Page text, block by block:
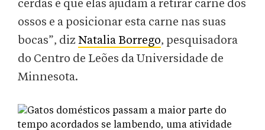
cerdas é que elas ajudam a retirar carne dos
ossos e a posicionar esta carne nas suas
bocas”, diz Natalia Borrego, pesquisadora
do Centro de Leões da Universidade de
Minnesota.